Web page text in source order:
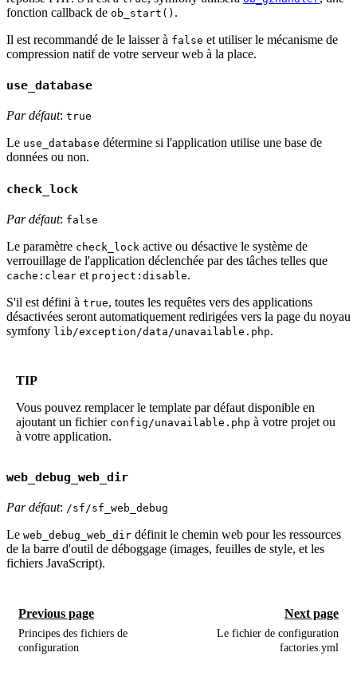
fonction callback de ob_start() .
Il est recommandé de le laisser à false et utiliser le mécanisme de
compression natif de votre serveur web à la place.
use_database
Par défaut: true
Le use_database détermine si l'application utilise une base de
données ou non.
check_lock
Par défaut: false
Le paramètre check_lock active ou désactive le système de
verrouillage de l'application déclenchée par des tâches telles que
cache:clear et project:disable.
S'il est défini à true, toutes les requêtes vers des applications
désactivées seront automatiquement redirigées vers la page du noyau
symfony lib/exception/data/unavailable.php.
TIP
Vous pouvez remplacer le template par défaut disponible en
ajoutant un fichier config/unavailable.php à votre projet ou
à votre application.
web_debug_web_dir
Par défaut: /sf/sf_web_debug
Le web_debug_web_dir définit le chemin web pour les ressources
de la barre d'outil de déboggage (images, feuilles de style, et les
fichiers JavaScript).
Previous page
Principes des fichiers de
configuration
Next page
Le fichier de configuration
factories.yml